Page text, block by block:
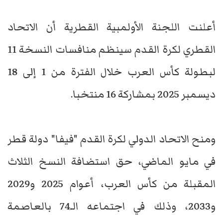
أعلنت اللجنة الأولمبية القطرية أن الاتحاد
القطري لكرة القدم سينظم منافسات النسخة 11
لبطولة كأس العرب خلال الفترة من 1 إلى 18
ديسمبر 2025 بمشاركة 16 منتخبا.
ومنح الاتحاد الدولي لكرة القدم "فيفا" دولة قطر
في مايو الماضي، حق استضافة النسخ الثلاث
المقبلة من كأس العرب، أعوام 2025 و2029
و2033، وذلك في اجتماعه الـ74 بالعاصمة